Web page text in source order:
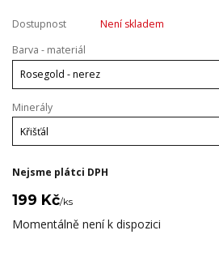
Dostupnost
Není skladem
Barva - materiál
Minerály
Nejsme plátci DPH
199 Kč/ks
Momentálně není k dispozici